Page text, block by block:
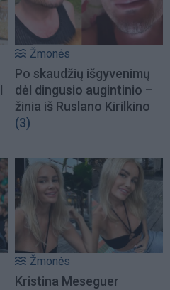
Žmonės
Po skaudžių išgyvenimų
dėl dingusio augintinio –
žinia iš Ruslano Kirilkino
(3)
Žmonės
Kristina Meseguer